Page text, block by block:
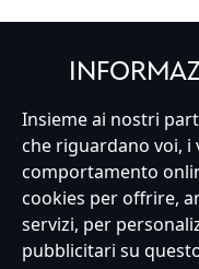
Italy
Servizio Clienti Termini
Normativa Europea sul
Informativa sulla privacy
Insieme ai nostri
che riguardano voi,
comportamento
cookies per offrire,
servizi, per
pubblicitari su